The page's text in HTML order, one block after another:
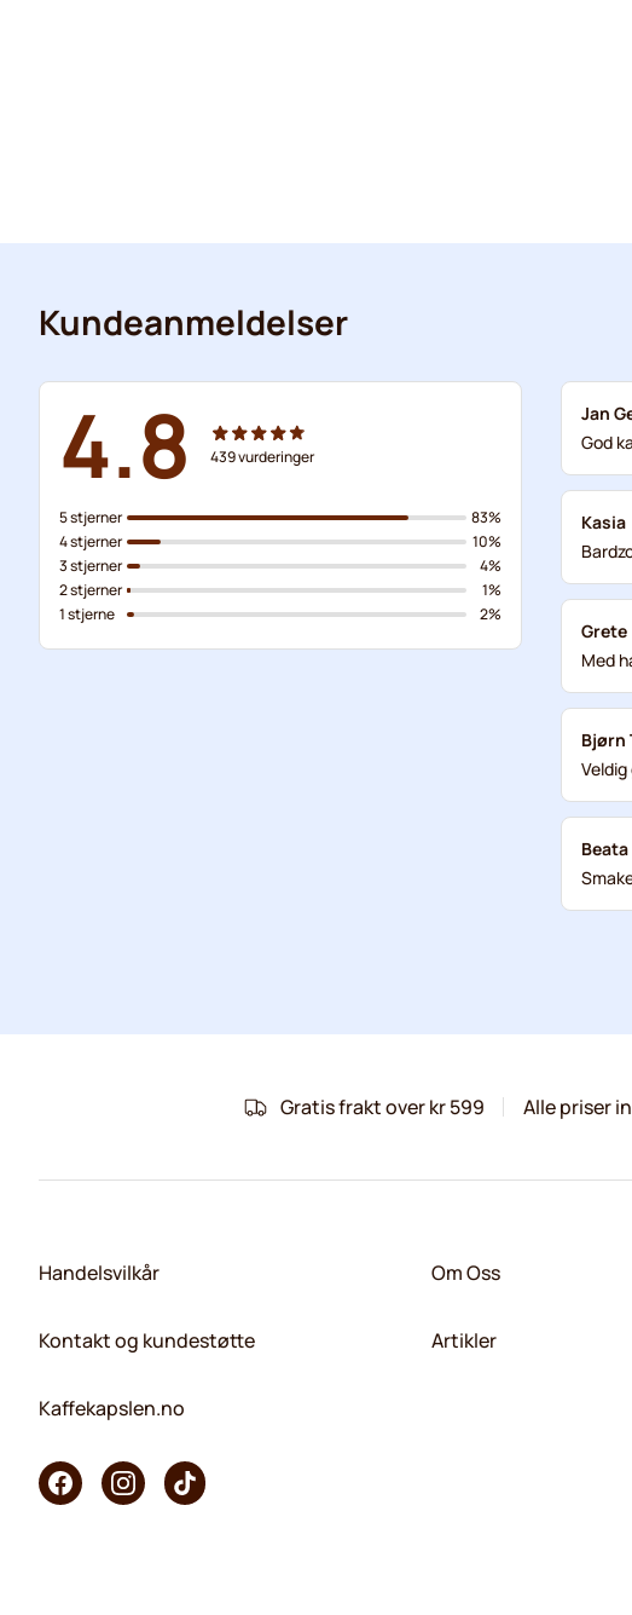
Kundeanmeldelser
4.8 439vurderinger
5 stjerner
4 stjerner
3 stjerner
2 stjerner
1 stjerne
83%
10%
4%
1%
2%
Jan
God
Kasia
Grete
Med
Bjørn
Beata
Gratis frakt over kr 599 Alle priser
Handelsvilkår
Kontakt og kundestøtte
Kaffekapslen.no
Om Oss
Artikler